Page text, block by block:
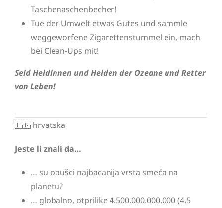
Taschenaschenbecher!
Tue der Umwelt etwas Gutes und sammle
weggeworfene Zigarettenstummel ein, mach
bei Clean-Ups mit!
Seid Heldinnen und Helden der Ozeane und Retter
von Leben!
🇭🇷 hrvatska
Jeste li znali da…
… su opušci najbacanija vrsta smeća na
planetu?
… globalno, otprilike 4.500.000.000.000 (4.5